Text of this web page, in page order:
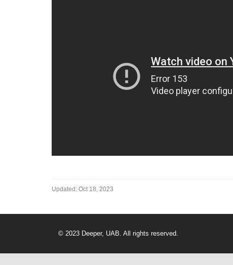
Updated: Oct 18, 2023
© 2023 Deeper, UAB. All rights reserved.